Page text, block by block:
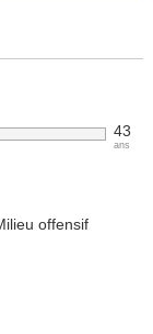
43
ans
offensif